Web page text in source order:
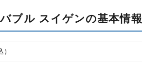
ブル スイゲンの基本情報